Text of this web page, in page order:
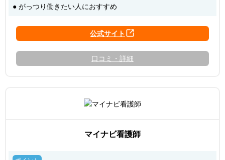
● がっつり働きたい人におすすめ
口コミ・詳細
マイナビ看護師